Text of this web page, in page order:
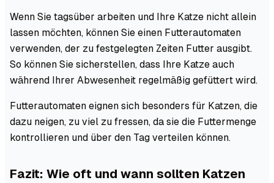
Wenn Sie tagsüber arbeiten und Ihre Katze nicht allein
lassen möchten, können Sie einen Futterautomaten
verwenden, der zu festgelegten Zeiten Futter ausgibt.
So können Sie sicherstellen, dass Ihre Katze auch
während Ihrer Abwesenheit regelmäßig gefüttert wird.
Futterautomaten eignen sich besonders für Katzen, die
dazu neigen, zu viel zu fressen, da sie die Futtermenge
kontrollieren und über den Tag verteilen können.
Fazit: Wie oft und wann sollten Katzen